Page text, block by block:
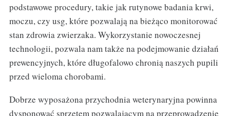
podstawowe procedury, takie jak rutynowe badania krwi,
moczu, czy usg, które pozwalają na bieżąco monitorować
stan zdrowia zwierzaka. Wykorzystanie nowoczesnej
technologii, pozwala nam także na podejmowanie działań
prewencyjnych, które długofalowo chronią naszych pupili
przed wieloma chorobami.
Dobrze wyposażona przychodnia weterynaryjna powinna
dysponować sprzętem pozwalającym na przeprowadzenie